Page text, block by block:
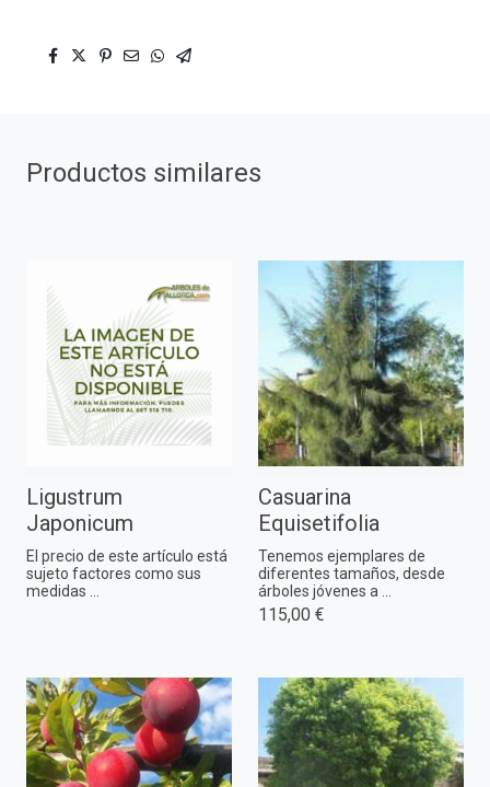
Productos similares
Ligustrum
Japonicum
El precio de este artículo está
sujeto factores como sus
medidas ...
Casuarina
Equisetifolia
Tenemos ejemplares de
diferentes tamaños, desde
árboles jóvenes a ...
115,00 €